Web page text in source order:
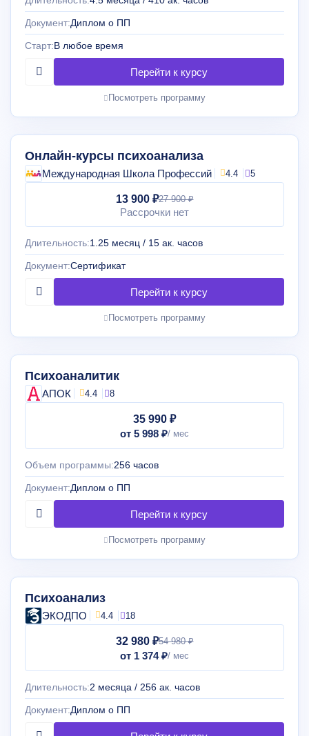
Документ:Диплом о ПП
Старт:В любое время
Посмотреть программу
Онлайн-курсы психоанализа
Международная Школа Профессий 4.4 5
13 900 ₽27 900 ₽
Рассрочки нет
Длительность:1.25 месяц / 15 ак. часов
Документ:Сертификат
Посмотреть программу
Психоаналитик
АПОК 4.4 8
35 990 ₽
от 5 998 ₽
Объем программы:256 часов
Документ:Диплом о ПП
Посмотреть программу
Психоанализ
ЭКОДПО 4.4 18
32 980 ₽54 980 ₽
от 1 374 ₽
Длительность:2 месяца / 256 ак. часов
Документ:Диплом о ПП